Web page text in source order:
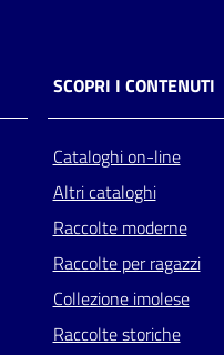
SCOPRI I CONTENUTI
Cataloghi on-line
Altri cataloghi
Raccolte moderne
Raccolte per ragazzi
Collezione imolese
Raccolte storiche